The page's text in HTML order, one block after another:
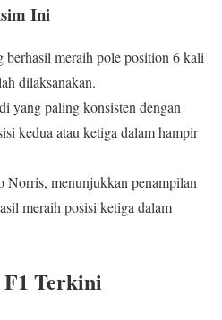
Ini
berhasil meraih pole position 6 kali
dilaksanakan.
yang paling konsisten dengan
kedua atau ketiga dalam hampir
Norris, menunjukkan penampilan
meraih posisi ketiga dalam
Terkini